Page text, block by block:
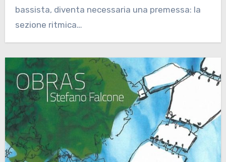
bassista, diventa necessaria una premessa: la
sezione ritmica…